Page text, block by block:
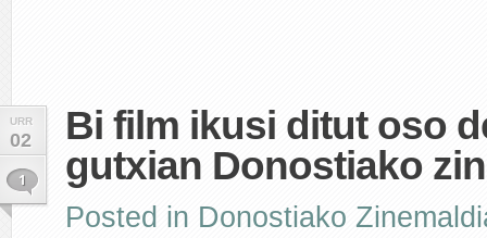
URR
02
1
Bi film ikusi ditut oso
gutxian Donostiako
Posted in Donostiako